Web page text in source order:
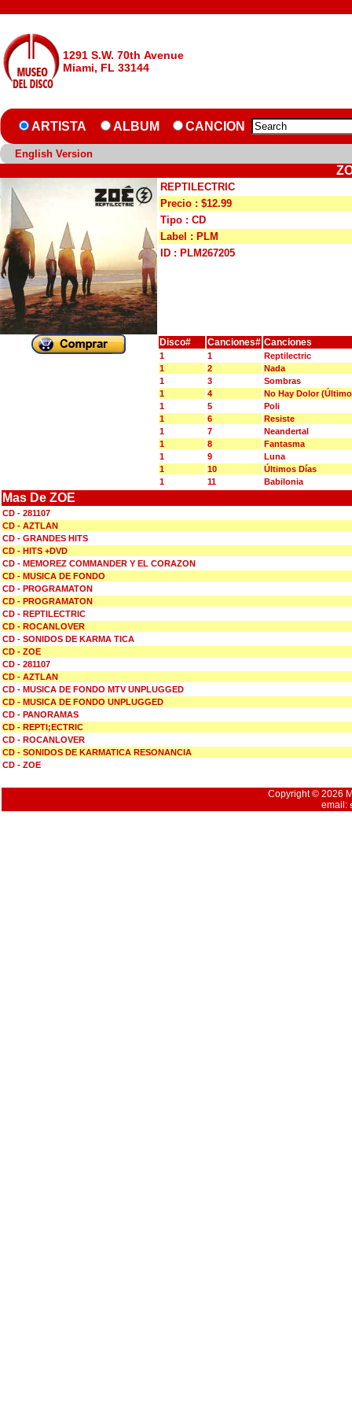
1291 S.W. 70th Avenue
Miami, FL 33144
ARTISTA ALBUM CANCION
English Version
REPTILECTRIC
Precio : $12.99
Tipo : CD
Label : PLM
ID : PLM267205
Disco# Canciones# Canciones
1 1
Reptilectric
1
2
Nada
1
3
Sombras
1
4
No Hay Dolor
1
5
Poli
1
6
Resiste
1
7
Neandertal
1
8
Fantasma
1
9
Luna
1
10
Últimos Días
1
11 Babilonia
Mas De ZOE
CD - 281107
CD - AZTLAN
CD - GRANDES HITS
CD - HITS +DVD
CD - MEMOREZ COMMANDER Y EL CORAZON
CD - MUSICA DE FONDO
CD - PROGRAMATON
CD - PROGRAMATON
CD - REPTILECTRIC
CD - ROCANLOVER
CD - SONIDOS DE KARMA TICA
CD - ZOE
CD - 281107
CD - AZTLAN
CD - MUSICA DE FONDO MTV UNPLUGGED
CD - MUSICA DE FONDO UNPLUGGED
CD - PANORAMAS
CD - REPTI;ECTRIC
CD - ROCANLOVER
CD - SONIDOS DE KARMATICA RESONANCIA
CD - ZOE
Copyright © 2026
email: